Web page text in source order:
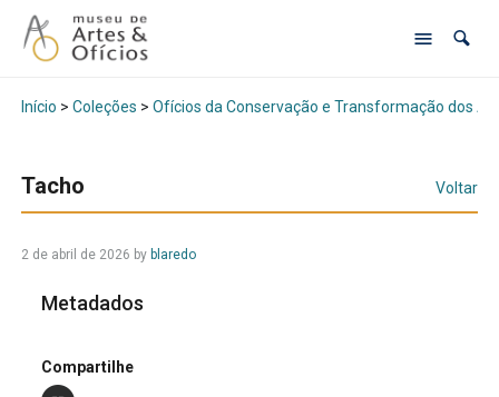
Início > Coleções > Ofícios da Conservação e Transformação dos
Tacho Voltar
2 de abril de 2026 by blaredo
Metadados
Compartilhe